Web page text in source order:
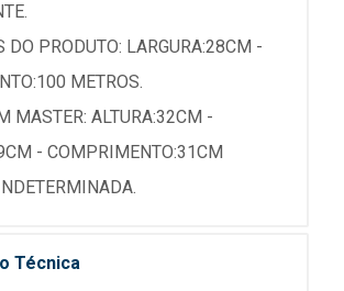
DO PRODUTO: LARGURA:28CM -
METROS.
MASTER: ALTURA:32CM -
- COMPRIMENTO:31CM
Técnica